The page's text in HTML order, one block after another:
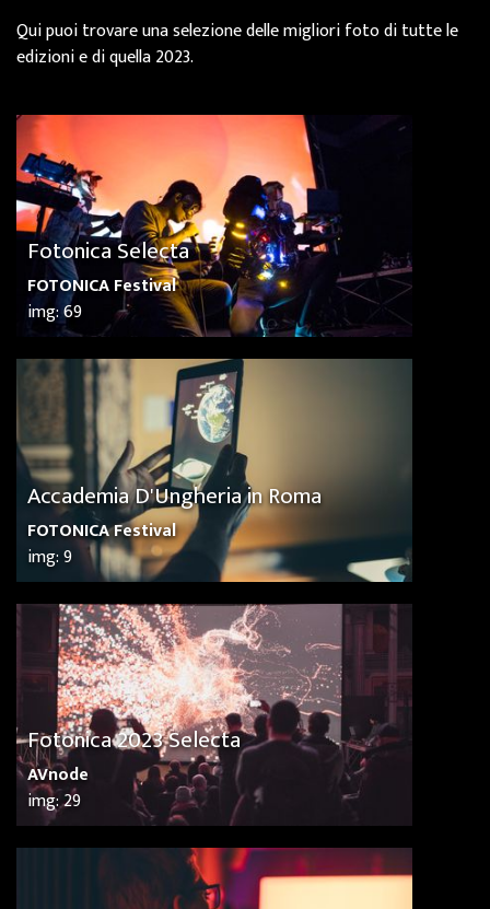
Qui puoi trovare una selezione delle migliori foto di tutte le
edizioni e di quella 2023.
Fotonica Selecta
FOTONICA Festival
img: 69
Accademia D'Ungheria in Roma
FOTONICA Festival
img: 9
Fotonica 2023 Selecta
AVnode
img: 29